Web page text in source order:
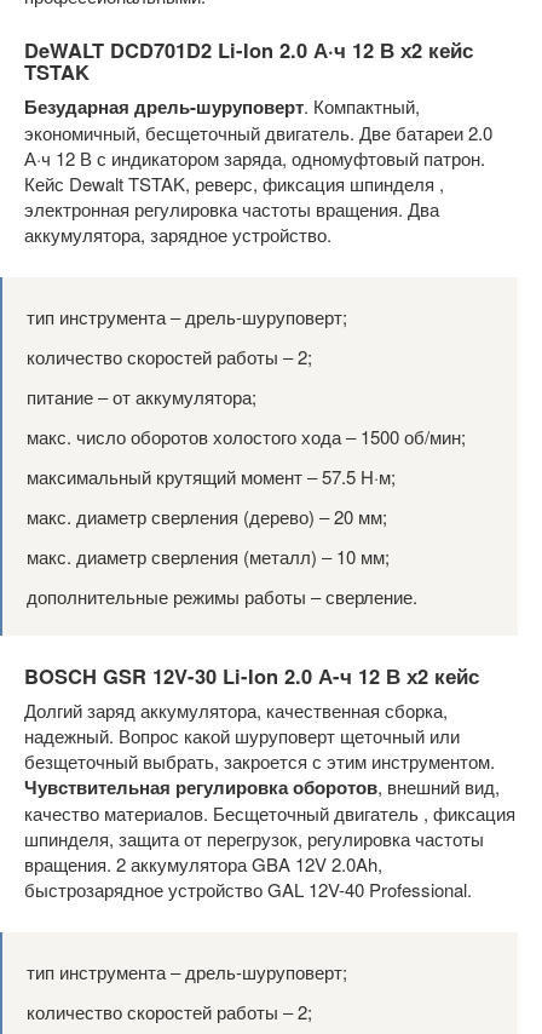
DeWALT DCD701D2 Li-Ion 2.0 А·ч 12 В х2 кейс
TSTAK
Безударная дрель-шуруповерт. Компактный,
экономичный, бесщеточный двигатель. Две батареи 2.0
А·ч 12 В с индикатором заряда, одномуфтовый патрон.
Кейс Dewalt TSTAK, реверс, фиксация шпинделя ,
электронная регулировка частоты вращения. Два
аккумулятора, зарядное устройство.
тип инструмента ‒ дрель-шуруповерт;
количество скоростей работы ‒ 2;
питание ‒ от аккумулятора;
макс. число оборотов холостого хода ‒ 1500 об/мин;
максимальный крутящий момент ‒ 57.5 Н·м;
макс. диаметр сверления (дерево) ‒ 20 мм;
макс. диаметр сверления (металл) ‒ 10 мм;
дополнительные режимы работы ‒ сверление.
BOSCH GSR 12V-30 Li-Ion 2.0 А-ч 12 В х2 кейс
Долгий заряд аккумулятора, качественная сборка,
надежный. Вопрос какой шуруповерт щеточный или
безщеточный выбрать, закроется с этим инструментом.
Чувствительная регулировка оборотов, внешний вид,
качество материалов. Бесщеточный двигатель , фиксация
шпинделя, защита от перегрузок, регулировка частоты
вращения. 2 аккумулятора GBA 12V 2.0Ah,
быстрозарядное устройство GAL 12V-40 Professional.
тип инструмента ‒ дрель-шуруповерт;
количество скоростей работы ‒ 2;